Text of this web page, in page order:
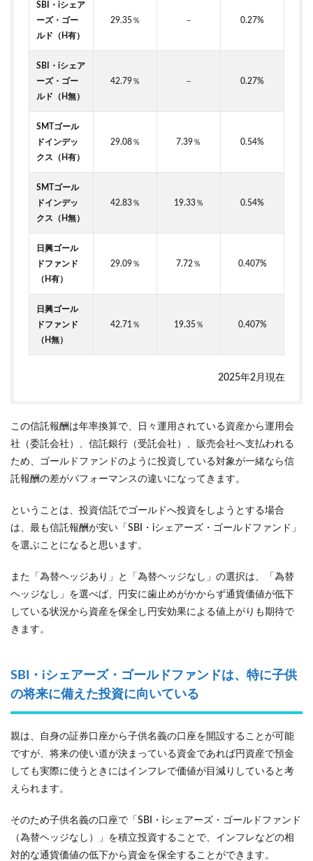
SBI・iシェア
ーズ・ゴー
ルド（H有）
29.35％ － 0.27%
SBI・iシェア
ーズ・ゴー
ルド（H無）
42.79％ － 0.27%
SMTゴール
ドインデッ
クス（H有）
29.08％ 7.39％ 0.54%
SMTゴール
ドインデッ
クス（H無）
42.83％ 19.33％ 0.54%
日興ゴール
ドファンド
（H有）
29.09％ 7.72％ 0.407%
日興ゴール
ドファンド
（H無）
42.71％ 19.35％ 0.407%
2025年2月現在
この信託報酬は年率換算で、日々運用されている資産から運用会
社（委託会社）、信託銀行（受託会社）、販売会社へ支払われる
ため、ゴールドファンドのように投資している対象が一緒なら信
託報酬の差がパフォーマンスの違いになってきます。
ということは、投資信託でゴールドへ投資をしようとする場合
は、最も信託報酬が安い「SBI・iシェアーズ・ゴールドファンド」
を選ぶことになると思います。
また「為替ヘッジあり」と「為替ヘッジなし」の選択は、「為替
ヘッジなし」を選べば、円安に歯止めがかからず通貨価値が低下
している状況から資産を保全し円安効果による値上がりも期待で
きます。
SBI・iシェアーズ・ゴールドファンドは、特に子供
の将来に備えた投資に向いている
親は、自身の証券口座から子供名義の口座を開設することが可能
ですが、将来の使い道が決まっている資金であれば円資産で預金
しても実際に使うときにはインフレで価値が目減りしていると考
えられます。
そのため子供名義の口座で「SBI・iシェアーズ・ゴールドファンド
（為替ヘッジなし）」を積立投資することで、インフレなどの相
対的な通貨価値の低下から資金を保全することができます。